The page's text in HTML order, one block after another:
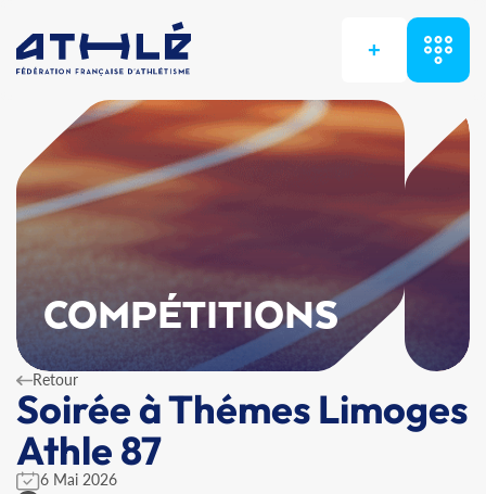
+
COMPÉTITIONS
Retour
Soirée à Thémes Limoges
Athle 87
6 Mai 2026